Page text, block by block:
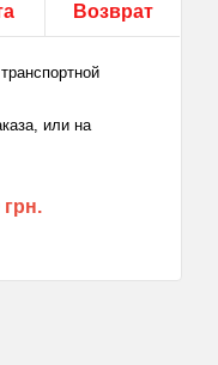
Возврат
или на
грн.